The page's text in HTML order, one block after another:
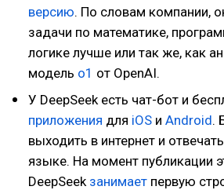
версию. По словам компании,
задачи по математике,
логике лучше или так же, как
модель o1 от OpenAI.
У DeepSeek есть чат-бот и
приложения для iOS и Android.
выходить в интернет и
языке. На момент публикации
DeepSeek занимает первую